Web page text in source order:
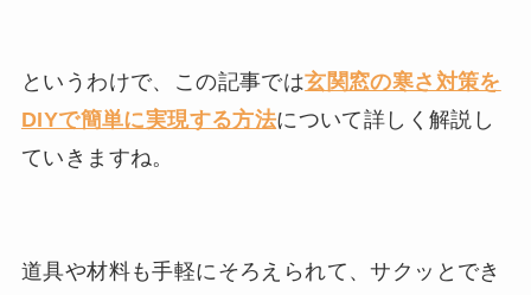
というわけで、この記事では玄関窓の寒さ対策を
DIYで簡単に実現する方法について詳しく解説し
ていきますね。
道具や材料も手軽にそろえられて、サクッとでき